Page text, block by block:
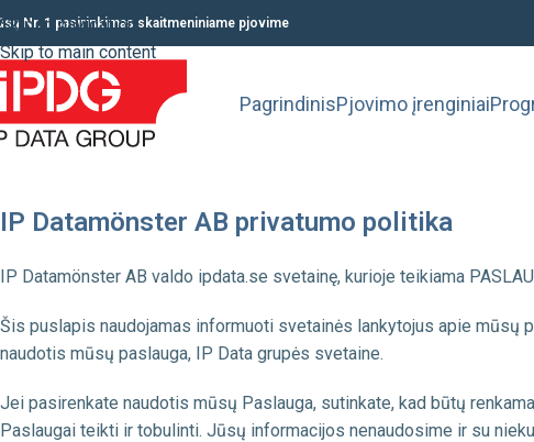
Skip to navigation
Skip to main content
Nr. 1 pasirinkimas skaitmeniniame pjovime
PagrindinisPjovimo įrenginiai
IP Datamönster AB privatumo politika
IP Datamönster AB valdo ipdata.se svetainę, kurioje teikiama
Šis puslapis naudojamas informuoti svetainės lankytojus apie mūsų
naudotis mūsų paslauga, IP Data grupės svetaine.
Jei pasirenkate naudotis mūsų Paslauga, sutinkate, kad būtų
Paslaugai teikti ir tobulinti. Jūsų informacijos nenaudosime ir su